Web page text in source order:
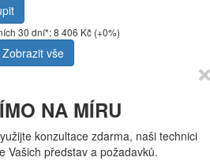
30 dní*: 8 406 Kč (+0%)
Zobrazit vše
NA MÍRU
konzultace zdarma, naši technici
Vašich představ a požadavků.